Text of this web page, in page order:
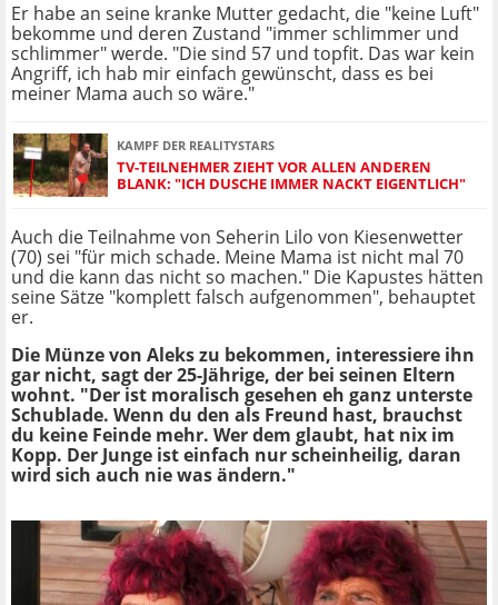
Er habe an seine kranke Mutter gedacht, die "keine Luft"
bekomme und deren Zustand "immer schlimmer und
schlimmer" werde. "Die sind 57 und topfit. Das war kein
Angriff, ich hab mir einfach gewünscht, dass es bei
meiner Mama auch so wäre."
KAMPF DER REALITYSTARS
TV-TEILNEHMER ZIEHT VOR ALLEN ANDEREN
BLANK: "ICH DUSCHE IMMER NACKT EIGENTLICH"
Auch die Teilnahme von Seherin Lilo von Kiesenwetter
(70) sei "für mich schade. Meine Mama ist nicht mal 70
und die kann das nicht so machen." Die Kapustes hätten
seine Sätze "komplett falsch aufgenommen", behauptet
er.
Die Münze von Aleks zu bekommen, interessiere ihn
gar nicht, sagt der 25-Jährige, der bei seinen Eltern
wohnt. "Der ist moralisch gesehen eh ganz unterste
Schublade. Wenn du den als Freund hast, brauchst
du keine Feinde mehr. Wer dem glaubt, hat nix im
Kopp. Der Junge ist einfach nur scheinheilig, daran
wird sich auch nie was ändern."